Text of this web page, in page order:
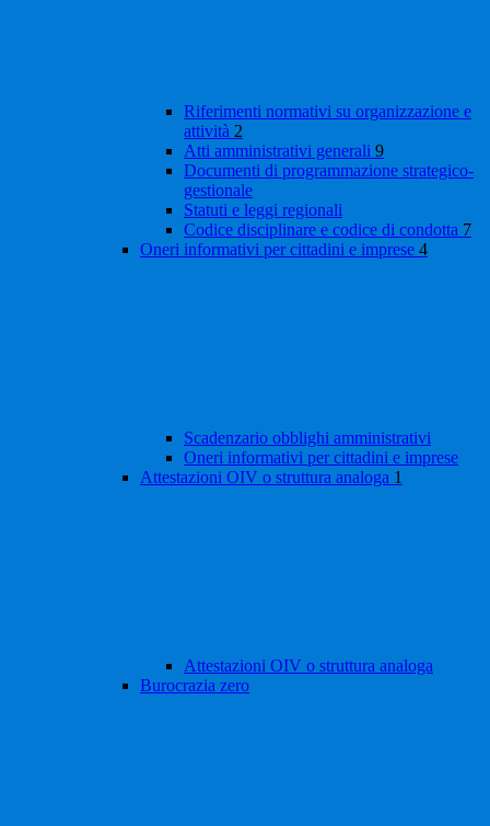
Riferimenti normativi su organizzazione e
attività 2
Atti amministrativi generali 9
Documenti di programmazione strategico-
gestionale
Statuti e leggi regionali
Codice disciplinare e codice di condotta 7
Oneri informativi per cittadini e imprese 4
Scadenzario obblighi amministrativi
Oneri informativi per cittadini e imprese
Attestazioni OIV o struttura analoga 1
Attestazioni OIV o struttura analoga
Burocrazia zero